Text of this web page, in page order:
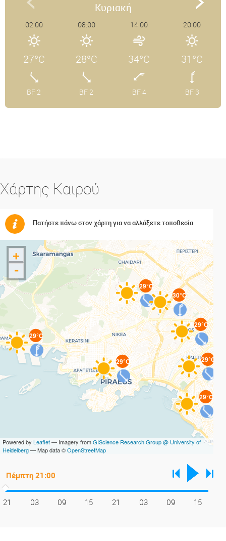
Κυριακή
02:00
27°C
BF 2
08:00
28°C
BF 2
14:00
34°C
BF 4
20:00
31°C
BF 3
Χάρτης Καιρού
Πατήστε πάνω στον χάρτη για να αλλάξετε τοποθεσία
29°C
30°C
29°C
29°C
29°C
29°C
29°C
+
-
Powered by Leaflet— Imagery fromGIScience Research Group @ University of
Heidelberg— Map data ©OpenStreetMap
21 03 09 15 21 03 09 15